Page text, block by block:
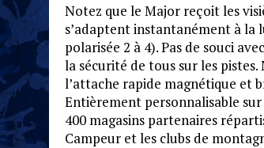
Notez que le Major reçoit les
s’adaptent instantanément à la
polarisée 2 à 4). Pas de souci
la sécurité de tous sur les
l’attache rapide magnétique et
Entièrement personnalisable
400 magasins partenaires
Campeur et les clubs de